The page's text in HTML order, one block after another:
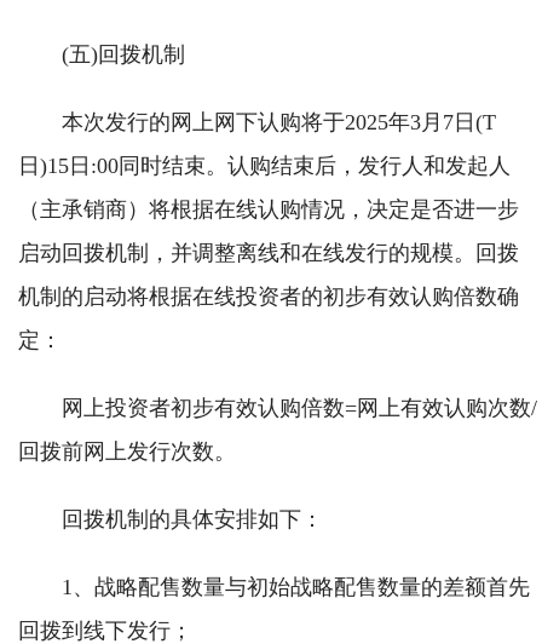
(五)回拨机制
本次发行的网上网下认购将于2025年3月7日(T
日)15日:00同时结束。认购结束后，发行人和发起人
（主承销商）将根据在线认购情况，决定是否进一步
启动回拨机制，并调整离线和在线发行的规模。回拨
机制的启动将根据在线投资者的初步有效认购倍数确
定：
网上投资者初步有效认购倍数=网上有效认购次数/
回拨前网上发行次数。
回拨机制的具体安排如下：
1、战略配售数量与初始战略配售数量的差额首先
回拨到线下发行；